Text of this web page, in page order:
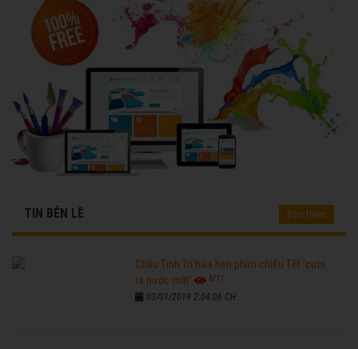
TIN BÊN LỀ Đọc thêm
Châu Tinh Trì hứa hẹn phim chiếu Tết 'cười
ra nước mắt'
6771
03/01/2019 2:04:06 CH